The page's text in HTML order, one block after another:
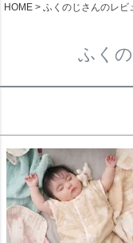
HOME ふくのじさんのレビ
ふく